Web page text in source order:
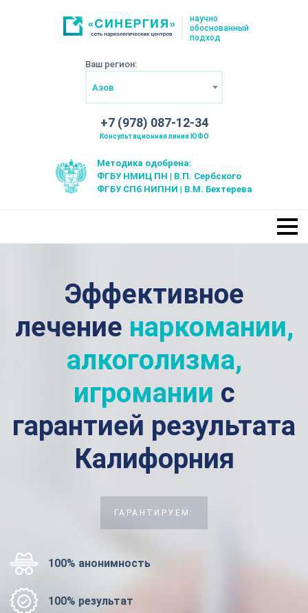
научно
обоснованный
подход
Ваш регион:
Азов
+7 (978) 087-12-34
Консультационная линия ЮФО
Методика одобрена:
ФГБУ НМИЦ ПН | В.П. Сербского
ФГБУ СПб НИПНИ | В.М. Бехтерева
Эффективное
лечение наркомании,
алкоголизма,
игромании с
гарантией результата
Калифорния
ГАРАНТИРУЕМ:
100% анонимность
100% результат